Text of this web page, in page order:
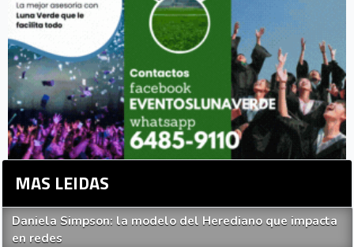
MAS LEIDAS
Daniela Simpson: la modelo del Herediano que impacta
en redes